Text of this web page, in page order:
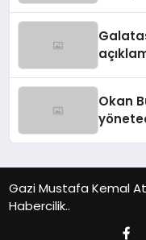
Okan
Gazi Mustafa Kemal
Habercilik..